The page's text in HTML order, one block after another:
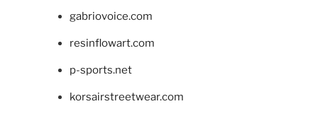
gabriovoice.com
resinflowart.com
p-sports.net
korsairstreetwear.com